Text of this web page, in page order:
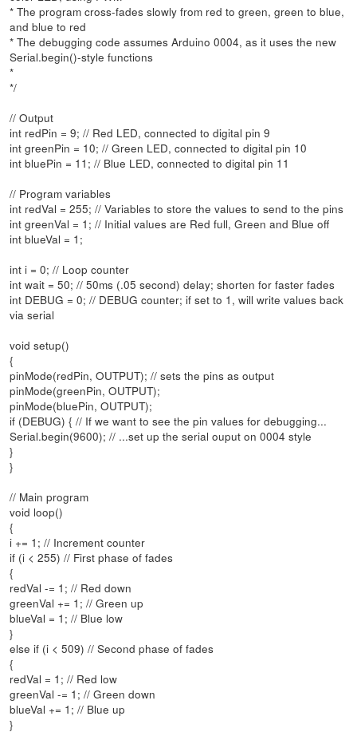
* The program cross-fades slowly from red to green, green to blue,
and blue to red
* The debugging code assumes Arduino 0004, as it uses the new
Serial.begin()-style functions
*
*/
// Output
int redPin = 9; // Red LED, connected to digital pin 9
int greenPin = 10; // Green LED, connected to digital pin 10
int bluePin = 11; // Blue LED, connected to digital pin 11
// Program variables
int redVal = 255; // Variables to store the values to send to the pins
int greenVal = 1; // Initial values are Red full, Green and Blue off
int blueVal = 1;
int i = 0; // Loop counter
int wait = 50; // 50ms (.05 second) delay; shorten for faster fades
int DEBUG = 0; // DEBUG counter; if set to 1, will write values back
via serial
void setup()
{
pinMode(redPin, OUTPUT); // sets the pins as output
pinMode(greenPin, OUTPUT);
pinMode(bluePin, OUTPUT);
if (DEBUG) { // If we want to see the pin values for debugging...
Serial.begin(9600); // ...set up the serial ouput on 0004 style
}
}
// Main program
void loop()
{
i += 1; // Increment counter
if (i < 255) // First phase of fades
{
redVal -= 1; // Red down
greenVal += 1; // Green up
blueVal = 1; // Blue low
}
else if (i < 509) // Second phase of fades
{
redVal = 1; // Red low
greenVal -= 1; // Green down
blueVal += 1; // Blue up
}